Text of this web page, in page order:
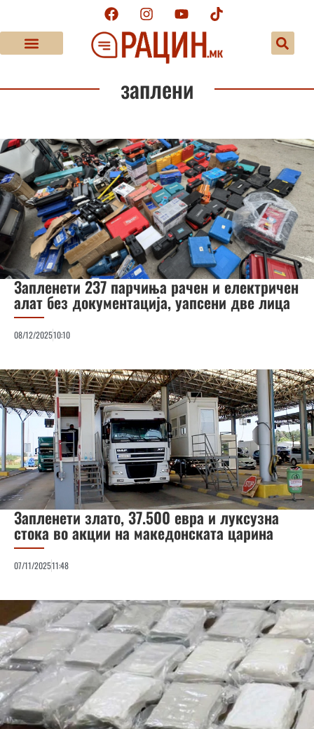
заплени
Запленети 237 парчиња рачен и електричен
алат без документација, уапсени две лица
08/12/202510:10
Запленети злато, 37.500 евра и луксузна
стока во акции на македонската царина
07/11/202511:48